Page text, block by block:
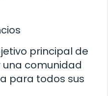
principal de
comunidad
para todos sus